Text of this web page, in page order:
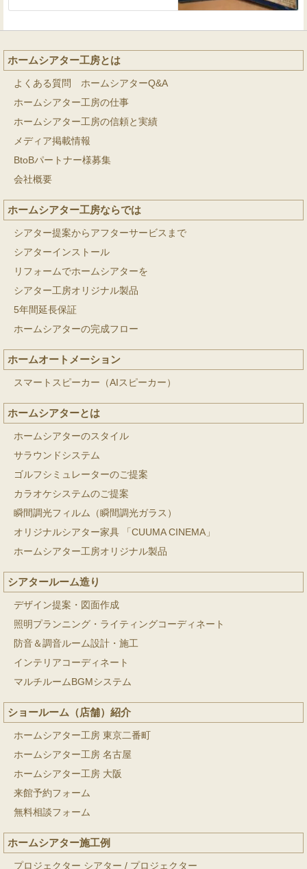
ホームシアター工房とは
よくある質問 ホームシアターQ&A
ホームシアター工房の仕事
ホームシアター工房の信頼と実績
メディア掲載情報
BtoBパートナー様募集
会社概要
ホームシアター工房ならでは
シアター提案からアフターサービスまで
シアターインストール
リフォームでホームシアターを
シアター工房オリジナル製品
5年間延長保証
ホームシアターの完成フロー
ホームオートメーション
スマートスピーカー（AIスピーカー）
ホームシアターとは
ホームシアターのスタイル
サラウンドシステム
ゴルフシミュレーターのご提案
カラオケシステムのご提案
瞬間調光フィルム（瞬間調光ガラス）
オリジナルシアター家具 「CUUMA CINEMA」
ホームシアター工房オリジナル製品
シアタールーム造り
デザイン提案・図面作成
照明プランニング・ライティングコーディネート
防音＆調音ルーム設計・施工
インテリアコーディネート
マルチルームBGMシステム
ショールーム（店舗）紹介
ホームシアター工房 東京二番町
ホームシアター工房 名古屋
ホームシアター工房 大阪
来館予約フォーム
無料相談フォーム
ホームシアター施工例
プロジェクター シアター / プロジェクター